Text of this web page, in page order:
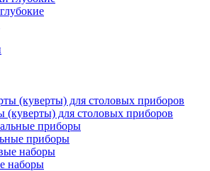
(куверты) для столовых приборов
приборы
наборы